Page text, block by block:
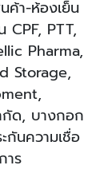
า-ห้องเย็น
CPF, PTT,
Pharma,
Storage,
กัด, บางกอก
กันความเชื่อ
าร